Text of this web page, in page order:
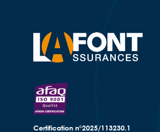
Certification n°2025/113230.1